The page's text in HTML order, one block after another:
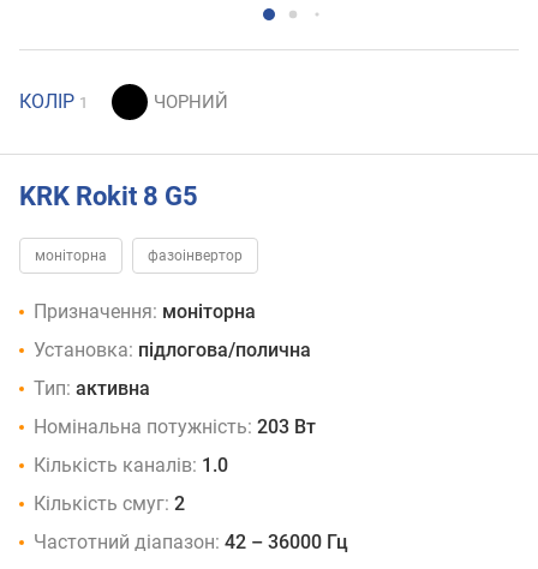
КОЛІР 1
KRK Rokit 8 G5
моніторна фазоінвертор
Призначення: моніторна
Установка: підлогова/полична
Тип: активна
Номінальна потужність: 203 Вт
Кількість каналів: 1.0
Кількість смуг: 2
Частотний діапазон: 42 – 36000 Гц